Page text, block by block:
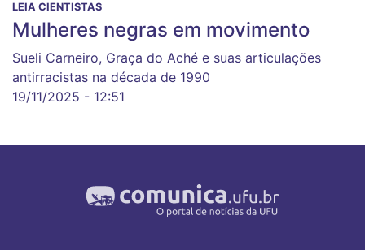
LEIA CIENTISTAS
Mulheres negras em movimento
Sueli Carneiro, Graça do Aché e suas articulações
antirracistas na década de 1990
19/11/2025 - 12:51